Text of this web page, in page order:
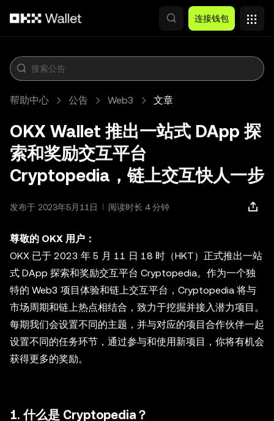
连接钱包
帮助中心 公告 Web3 文章
OKX Wallet 推出一站式 DApp 探
索和奖励交互平台
Cryptopedia，链上交互快人一步
发布于 2023年5月11日 阅读时长 4 分钟
尊敬的 OKX 用户：
OKX 已于 2023 年 5 月 11 日 18 时（HKT）正式推出一站
式 DApp 探索和奖励交互平台 Cryptopedia。作为一个独
特的 Web3 项目体验和链上交互平台，Cryptopedia 将与
市场周期和链上热点相结合，致力于挖掘并接入潜力项目。
每期我们会设置不同的主题，并与对应的项目合作伙伴一起
设置不同的任务环节，通过参与和使用新项目，你将有机会
获得更多的奖励。
1. 什么是 Cryptopedia？